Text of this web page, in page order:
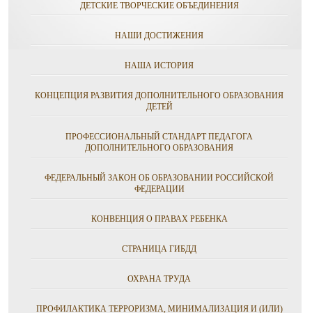
ДЕТСКИЕ ТВОРЧЕСКИЕ ОБЪЕДИНЕНИЯ
НАШИ ДОСТИЖЕНИЯ
НАША ИСТОРИЯ
КОНЦЕПЦИЯ РАЗВИТИЯ ДОПОЛНИТЕЛЬНОГО ОБРАЗОВАНИЯ
ДЕТЕЙ
ПРОФЕССИОНАЛЬНЫЙ СТАНДАРТ ПЕДАГОГА
ДОПОЛНИТЕЛЬНОГО ОБРАЗОВАНИЯ
ФЕДЕРАЛЬНЫЙ ЗАКОН ОБ ОБРАЗОВАНИИ РОССИЙСКОЙ
ФЕДЕРАЦИИ
КОНВЕНЦИЯ О ПРАВАХ РЕБЕНКА
СТРАНИЦА ГИБДД
ОХРАНА ТРУДА
ПРОФИЛАКТИКА ТЕРРОРИЗМА, МИНИМАЛИЗАЦИЯ И (ИЛИ)